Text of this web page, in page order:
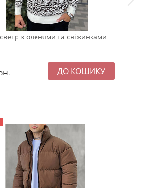
з оленями та сніжинками